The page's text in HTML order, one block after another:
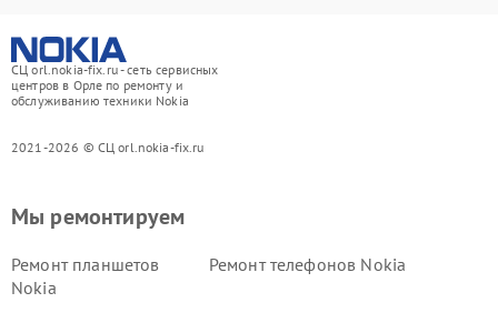
СЦ orl.nokia-fix.ru - сеть сервисных
центров в Орле по ремонту и
обслуживанию техники Nokia
2021-2026 © СЦ orl.nokia-fix.ru
Мы ремонтируем
Ремонт планшетов
Nokia
Ремонт телефонов Nokia